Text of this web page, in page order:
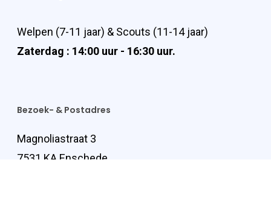
Welpen (7-11 jaar) & Scouts (11-14 jaar)
Zaterdag : 14:00 uur - 16:30 uur.
Bezoek- & Postadres
Magnoliastraat 3
7531 KA Enschede